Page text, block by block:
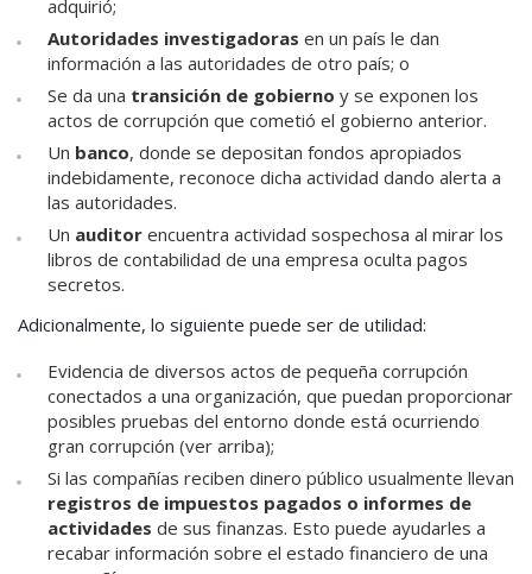
adquirió;
Autoridades investigadoras en un país le dan
información a las autoridades de otro país; o
Se da una transición de gobierno y se exponen los
actos de corrupción que cometió el gobierno anterior.
Un banco, donde se depositan fondos apropiados
indebidamente, reconoce dicha actividad dando alerta a
las autoridades.
Un auditor encuentra actividad sospechosa al mirar los
libros de contabilidad de una empresa oculta pagos
secretos.
Adicionalmente, lo siguiente puede ser de utilidad:
Evidencia de diversos actos de pequeña corrupción
conectados a una organización, que puedan proporcionar
posibles pruebas del entorno donde está ocurriendo
gran corrupción (ver arriba);
Si las compañías reciben dinero público usualmente llevan
registros de impuestos pagados o informes de
actividades de sus finanzas. Esto puede ayudarles a
recabar información sobre el estado financiero de una